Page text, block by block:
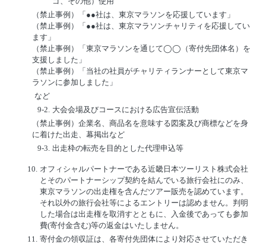
（禁止事例）「●●社は、東京マラソンを応援しています」
（禁止事例）「●●社は、東京マラソンチャリティを応援してい
ます」
（禁止事例）「東京マラソンを通じて◯◯（寄付先団体名）を
支援しました」
（禁止事例）「当社の社員がチャリティランナーとして東京マ
ラソンに参加しました」
など
9-2. 大会会場及びコースにおける広告宣伝活動
（禁止事例）企業名、商品名を意味する図案及び商標などを身
に着けた出走、幕掲出など
9-3. 出走枠の転売を目的とした代理申込等
10. オフィシャルパートナーである近畿日本ツーリスト株式会社
とそのパートナーシップ契約を結んでいる旅行会社にのみ、
東京マラソンの出走権を含んだツアー販売を認めています。
それ以外の旅行会社等によるエントリーは認めません。判明
した場合は出走権を取消すとともに、入金後であっても参加
費(寄付金含む)等の返金はいたしません。
11. 寄付金の領収証は、各寄付先団体により対応させていただき